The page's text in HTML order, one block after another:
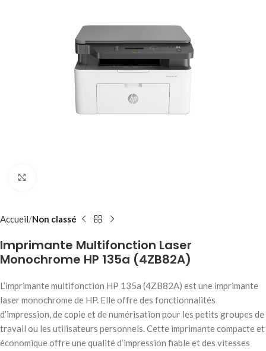
Accueil Non classé
Imprimante Multifonction Laser
Monochrome HP 135a (4ZB82A)
L’imprimante multifonction HP 135a (4ZB82A) est une imprimante
laser monochrome de HP. Elle offre des fonctionnalités
d’impression, de copie et de numérisation pour les petits groupes de
travail ou les utilisateurs personnels. Cette imprimante compacte et
économique offre une qualité d’impression fiable et des vitesses